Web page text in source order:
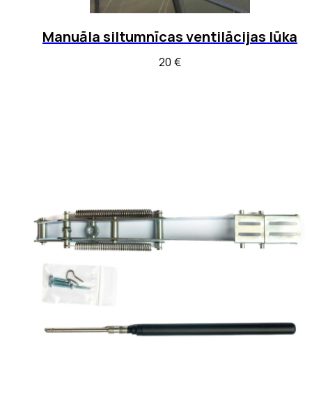
Manuāla siltumnīcas ventilācijas lūka
20 €